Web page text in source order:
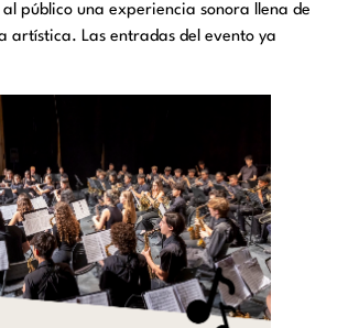
público una experiencia sonora llena de
artística. Las entradas del evento ya